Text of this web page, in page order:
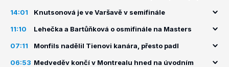
14:01 Knutsonová je ve Varšavě v semifinále
11:10 Lehečka a Bartůňková o osmifinále na Masters
07:11 Monfils nadělil Tienovi kanára, přesto padl
06:53 Medveděv končí v Montrealu hned na úvodním